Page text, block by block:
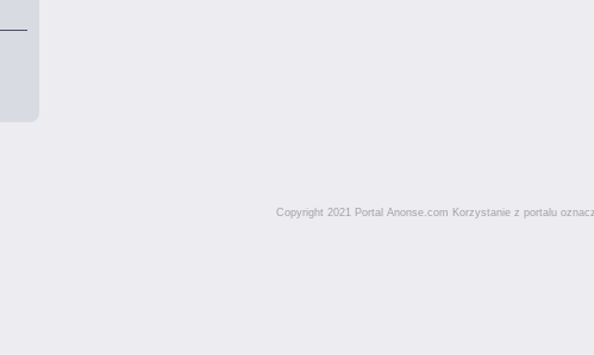
Copyright 2021 Portal Anonse.com Korzystanie z portalu